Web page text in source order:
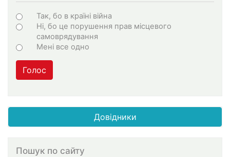
Choices
Так, бо в країні війна
Ні, бо це порушення прав місцевого
самоврядування
Мені все одно
Голос
Довідники
Пошук по сайту